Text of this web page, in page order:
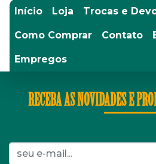
Início Loja Trocas e
Como Comprar Contato
Empregos
RECEBA AS NOVIDADES E